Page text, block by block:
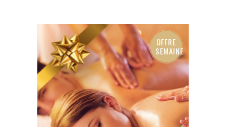
SELECT
OPTIONS
OFFRE
SEMAINE